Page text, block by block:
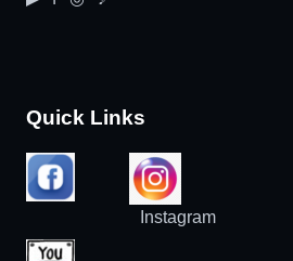
Quick Links
Instagram